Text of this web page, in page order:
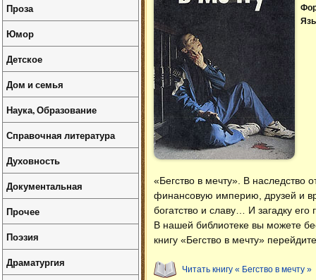
«Бегство в мечту». В наследство
финансовую империю, друзей и
богатство и славу… И загадку
В нашей библиотеке вы можете
книгу «Бегство в мечту»
Читать книгу « Бегство в мечту »
Проза
Юмор
Детское
Дом и семья
Наука, Образование
Справочная литература
Духовность
Документальная
Прочее
Поэзия
Драматургия